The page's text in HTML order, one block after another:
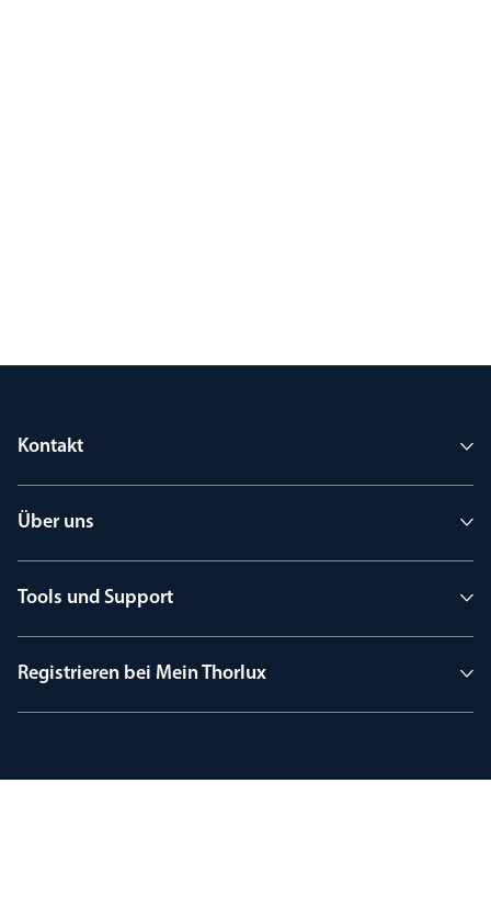
Kontakt
Über uns
Tools und Support
Registrieren bei Mein Thorlux